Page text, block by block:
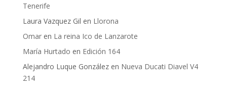
Tenerife
Laura Vazquez Gil en Llorona
Omaren La reina Ico de Lanzarote
María Hurtado en Edición 164
Alejandro Luque Gonzálezen Nueva Ducati Diavel V4
214